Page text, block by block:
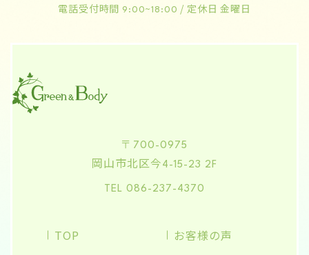
電話受付時間 9:00~18:00 / 定休日 金曜日
〒700-0975
岡山市北区今 4-15-23 2F
TEL 086-237-4370
TOP お客様の声